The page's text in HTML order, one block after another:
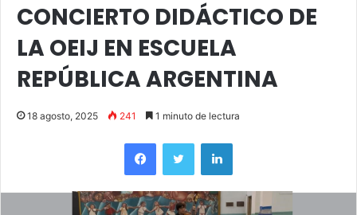
CONCIERTO DIDÁCTICO DE
LA OEIJ EN ESCUELA
REPÚBLICA ARGENTINA
18 agosto, 2025 241 1 minuto de lectura